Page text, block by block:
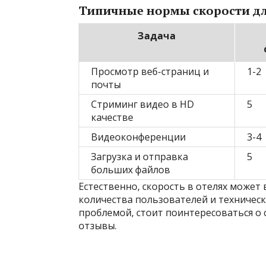
Типичные нормы скорости
Задача
Просмотр веб-страниц и
почты
1-2
Стриминг видео в HD
качестве
5
Видеоконференции 3-4
Загрузка и отправка
больших файлов
5
Естественно, скорость в отелях
количества пользователей и
проблемой, стоит поинтересоваться
отзывы.